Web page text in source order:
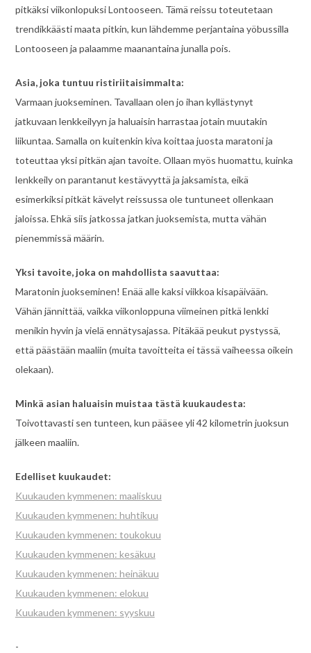
pitkäksi viikonlopuksi Lontooseen. Tämä reissu toteutetaan
trendikkäästi maata pitkin, kun lähdemme perjantaina yöbussilla
Lontooseen ja palaamme maanantaina junalla pois.
Asia, joka tuntuu ristiriitaisimmalta:
Varmaan juokseminen. Tavallaan olen jo ihan kyllästynyt
jatkuvaan lenkkeilyyn ja haluaisin harrastaa jotain muutakin
liikuntaa. Samalla on kuitenkin kiva koittaa juosta maratoni ja
toteuttaa yksi pitkän ajan tavoite. Ollaan myös huomattu, kuinka
lenkkeily on parantanut kestävyyttä ja jaksamista, eikä
esimerkiksi pitkät kävelyt reissussa ole tuntuneet ollenkaan
jaloissa. Ehkä siis jatkossa jatkan juoksemista, mutta vähän
pienemmissä määrin.
Yksi tavoite, joka on mahdollista saavuttaa:
Maratonin juokseminen! Enää alle kaksi viikkoa kisapäivään.
Vähän jännittää, vaikka viikonloppuna viimeinen pitkä lenkki
menikin hyvin ja vielä ennätysajassa. Pitäkää peukut pystyssä,
että päästään maaliin (muita tavoitteita ei tässä vaiheessa oikein
olekaan).
Minkä asian haluaisin muistaa tästä kuukaudesta:
Toivottavasti sen tunteen, kun pääsee yli 42 kilometrin juoksun
jälkeen maaliin.
Edelliset kuukaudet:
Kuukauden kymmenen: maaliskuu
Kuukauden kymmenen: huhtikuu
Kuukauden kymmenen: toukokuu
Kuukauden kymmenen: kesäkuu
Kuukauden kymmenen: heinäkuu
Kuukauden kymmenen: elokuu
Kuukauden kymmenen: syyskuu
-